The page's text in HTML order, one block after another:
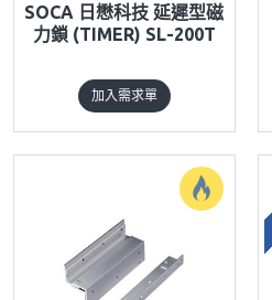
SOCA 日懋科技 延遲型磁
力鎖 (TIMER) SL-200T
加入需求單